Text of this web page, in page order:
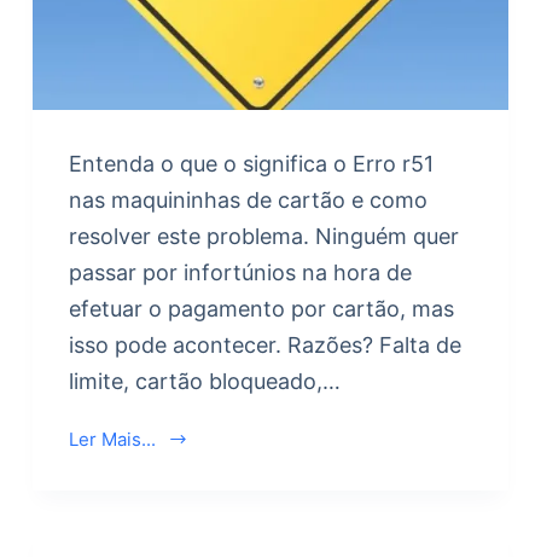
Entenda o que o significa o Erro r51
nas maquininhas de cartão e como
resolver este problema. Ninguém quer
passar por infortúnios na hora de
efetuar o pagamento por cartão, mas
isso pode acontecer. Razões? Falta de
limite, cartão bloqueado,…
Ler Mais...